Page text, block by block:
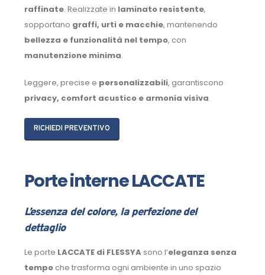
raffinate. Realizzate in laminato resistente,
sopportano graffi, urti e macchie, mantenendo
bellezza e funzionalità nel tempo, con
manutenzione minima.
Leggere, precise e personalizzabili, garantiscono
privacy, comfort acustico e armonia visiva.
RICHIEDI PREVENTIVO
Porte interne LACCATE
L’essenza del colore, la perfezione del
dettaglio
Le porte LACCATE di FLESSYAsono l’eleganza senza
tempoche trasforma ogni ambiente in uno spazio